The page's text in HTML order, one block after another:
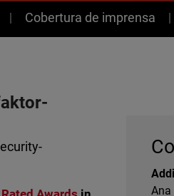
Cobertura de imprensa
Ana